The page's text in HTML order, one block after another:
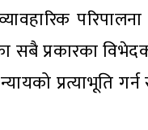
परिपालना
सबै प्रकारका
प्रत्याभूति